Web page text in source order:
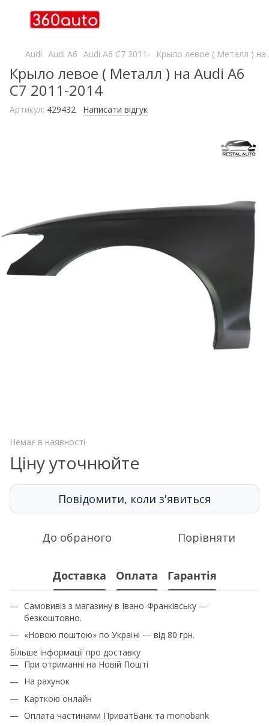
Audi Audi A6 Audi A6 C7 2011- Крыло левое ( Металл ) на
Крыло левое ( Металл ) на Audi A6
C7 2011-2014
Артикул: 429432 Написати відгук
Немає в наявності
Ціну уточнюйте
Повідомити, коли з'явиться
До обраного Порівняти
Доставка Оплата Гарантія
Самовивіз з магазину в Івано-Франківську —
безкоштовно.
«Новою поштою» по Україні — від 80 грн.
Більше інформації про доставку
При отриманні на Новій Пошті
На рахунок
Карткою онлайн
Оплата частинами ПриватБанк та monobank